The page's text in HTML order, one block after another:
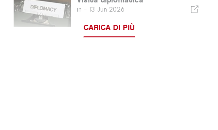
in - 13 Jun 2026
CARICA DI PIÙ